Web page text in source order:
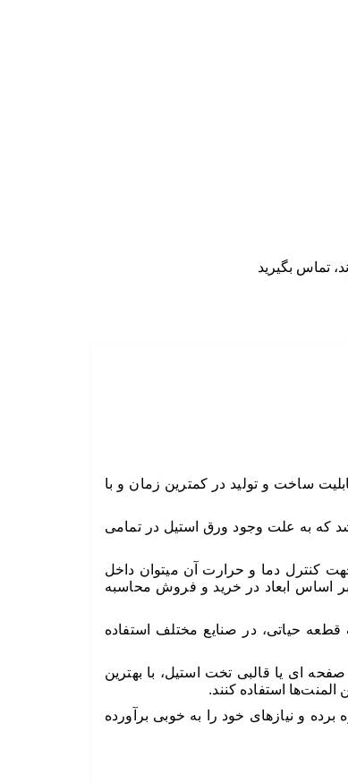
تماس بگیرید
در ولتاژهای خاص قابلیت ساخت و تولید در کمترین زمان و با
که به علت وجود ورق استیل در تمامی
کنترل دما و حرارت آن میتوان داخل
اساس ابعاد در خرید و فروش محاسبه
این المنت‌ها به عنوان یک قطعه حیاتی، در صنایع مختلف استفاده
ای یا قالبی تخت استیل، با بهترین
استفاده کنند.
و نیازهای خود را به خوبی برآورده